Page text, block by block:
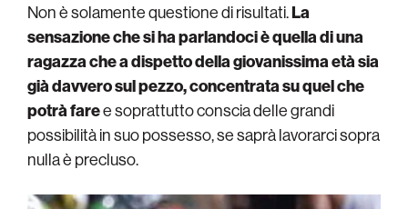
Non è solamente questione di risultati.La
sensazione che si ha parlandoci è quella di una
ragazza che a dispetto della giovanissima età sia
già davvero sul pezzo, concentrata su quel che
potrà faree soprattutto conscia delle grandi
possibilità in suo possesso, se saprà lavorarci sopra
nulla è precluso.